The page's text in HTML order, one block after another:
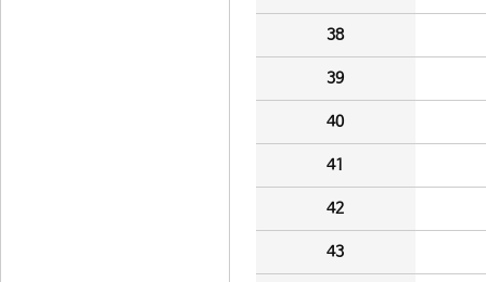
38
39
40
41
42
43